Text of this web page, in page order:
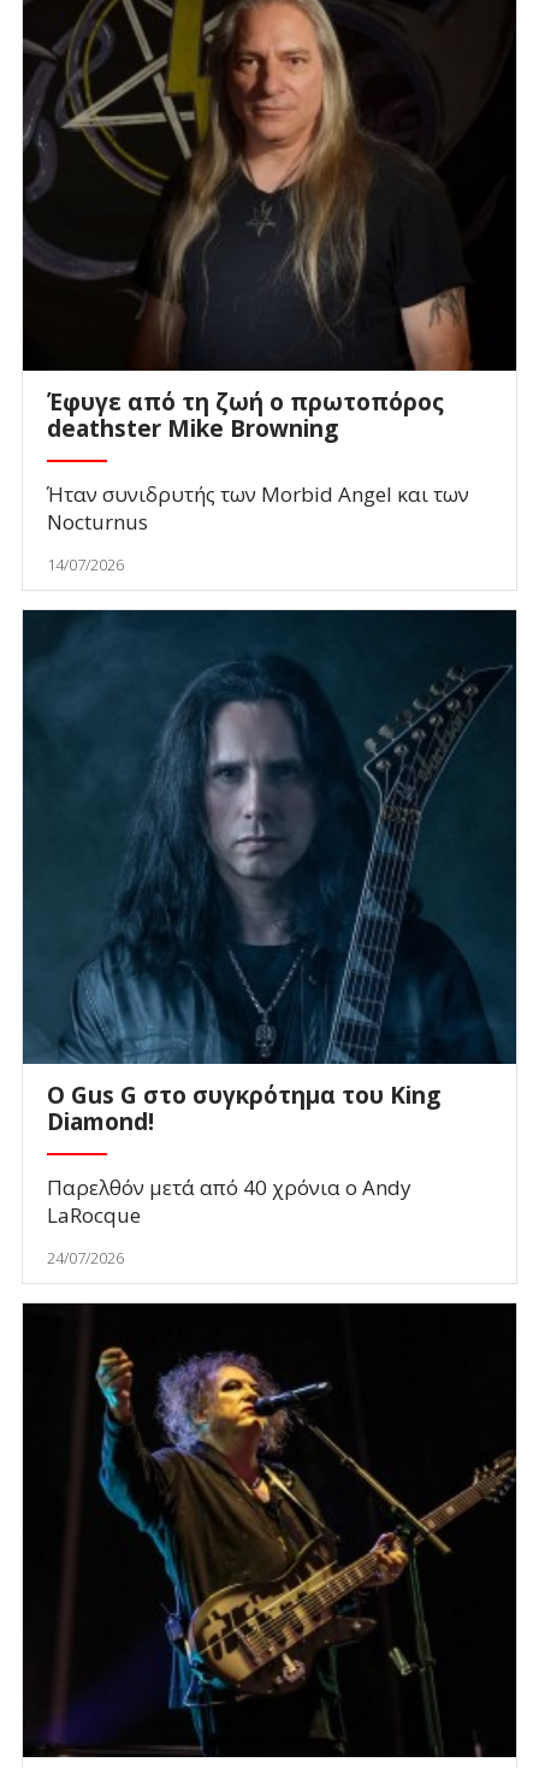
Έφυγε από τη ζωή ο πρωτοπόρος
deathster Mike Browning
Ήταν συνιδρυτής των Morbid Angel και των
Nocturnus
14/07/2026
O Gus G στο συγκρότημα του King
Diamond!
Παρελθόν μετά από 40 χρόνια ο Andy
LaRocque
24/07/2026